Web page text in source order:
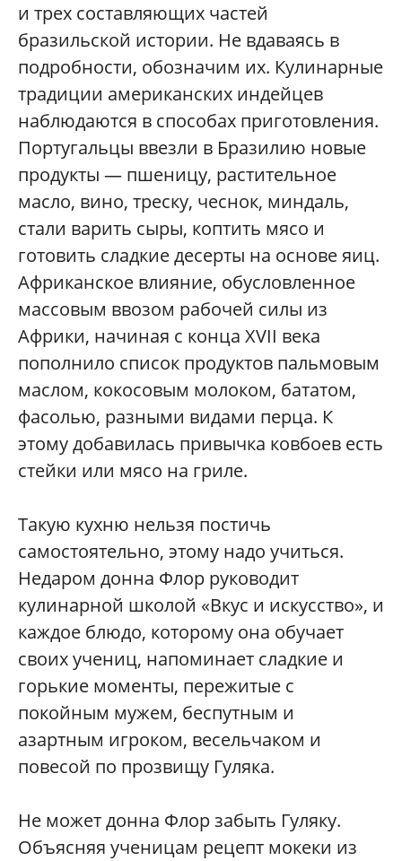
и трех составляющих частей
бразильской истории. Не вдаваясь в
подробности, обозначим их. Кулинарные
традиции американских индейцев
наблюдаются в способах приготовления.
Португальцы ввезли в Бразилию новые
продукты — пшеницу, растительное
масло, вино, треску, чеснок, миндаль,
стали варить сыры, коптить мясо и
готовить сладкие десерты на основе яиц.
Африканское влияние, обусловленное
массовым ввозом рабочей силы из
Африки, начиная с конца XVII века
пополнило список продуктов пальмовым
маслом, кокосовым молоком, бататом,
фасолью, разными видами перца. К
этому добавилась привычка ковбоев есть
стейки или мясо на гриле.
Такую кухню нельзя постичь
самостоятельно, этому надо учиться.
Недаром донна Флор руководит
кулинарной школой «Вкус и искусство», и
каждое блюдо, которому она обучает
своих учениц, напоминает сладкие и
горькие моменты, пережитые с
покойным мужем, беспутным и
азартным игроком, весельчаком и
повесой по прозвищу Гуляка.
Не может донна Флор забыть Гуляку.
Объясняя ученицам рецепт мокеки из